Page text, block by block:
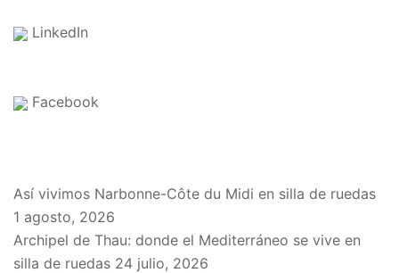
LinkedIn
Facebook
Así vivimos Narbonne-Côte du Midi en silla de ruedas
1 agosto, 2026
Archipel de Thau: donde el Mediterráneo se vive en
silla de ruedas 24 julio, 2026